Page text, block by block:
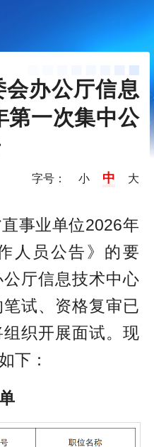
办公厅信息
第一次集中公
字号： 小 中 大
事业单位2026年
人员公告》的要
厅信息技术中心
试、资格复审已
织开展面试。现
下：